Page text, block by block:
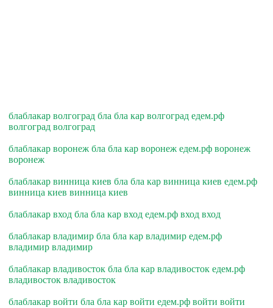
блаблакар волгоград бла бла кар волгоград едем.рф
волгоград волгоград
блаблакар воронеж бла бла кар воронеж едем.рф воронеж
воронеж
блаблакар винница киев бла бла кар винница киев едем.рф
винница киев винница киев
блаблакар вход бла бла кар вход едем.рф вход вход
блаблакар владимир бла бла кар владимир едем.рф
владимир владимир
блаблакар владивосток бла бла кар владивосток едем.рф
владивосток владивосток
блаблакар войти бла бла кар войти едем.рф войти войти